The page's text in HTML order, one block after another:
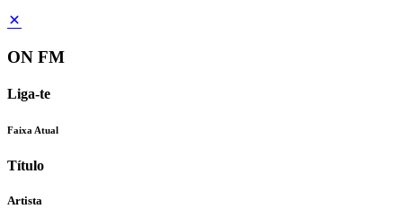
ON FM
Liga-te
Faixa Atual
Título
Artista